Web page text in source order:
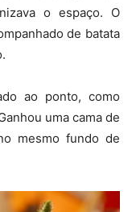
o espaço. O
de batata
ao ponto, como
uma cama de
mesmo fundo de